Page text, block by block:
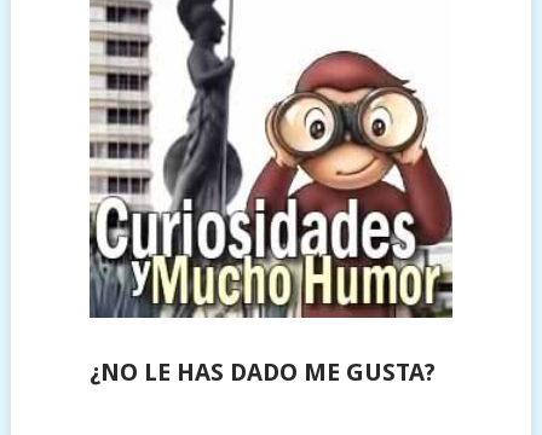
¿NO LE HAS DADO ME GUSTA?